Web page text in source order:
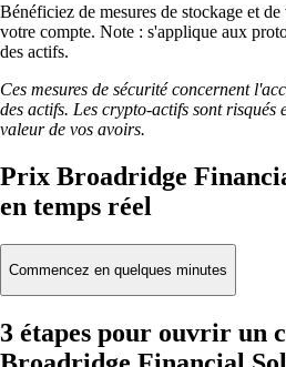
Bénéficiez de mesures de stockage et
votre compte. Note : s'applique aux
des actifs.
Ces mesures de sécurité concernent
des actifs. Les crypto-actifs sont
valeur de vos avoirs.
Prix Broadridge
en temps réel
Commencez en quelques minutes
3 étapes pour ouvrir un